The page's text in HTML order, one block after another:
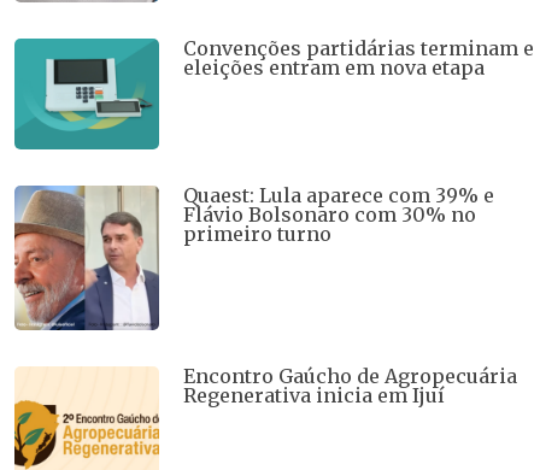
Convenções partidárias terminam e
eleições entram em nova etapa
Quaest: Lula aparece com 39% e
Flávio Bolsonaro com 30% no
primeiro turno
Encontro Gaúcho de Agropecuária
Regenerativa inicia em Ijuí